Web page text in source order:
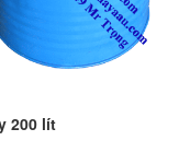
200 lít